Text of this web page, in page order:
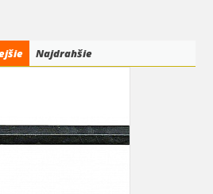
Najdrahšie